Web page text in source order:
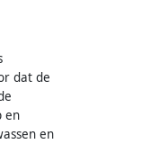
dat de
en
en